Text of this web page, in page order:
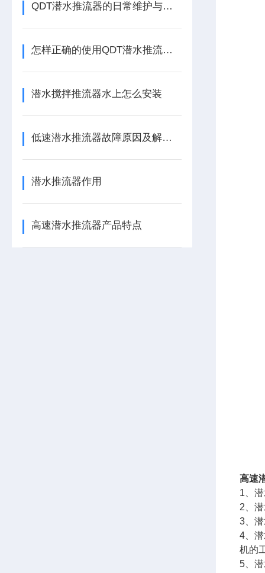
QDT潜水推流器的日常维护与故障排除指南
怎样正确的使用QDT潜水推流器呢
潜水搅拌推流器水上怎么安装
低速潜水推流器故障原因及解决方法
潜水推流器作用
高速潜水推流器产品特点
高速
1、
2、
3、
4、
机的
5、